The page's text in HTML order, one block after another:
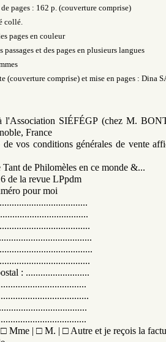
pages : 162 p. (couverture comprise)
collé.
pages en couleur
passages et des pages en plusieurs langues
(couverture comprise) et mise en pages : Dina
l'Association SIÉFÉGP (chez M.
France
de vos conditions générales de vente
de Philomèles en ce monde &...
de la revue LPpdm
pour moi
: ..........................
Mme | □ M. | □ Autre et je reçois la